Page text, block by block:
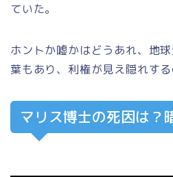
ていた。
ホントか嘘かはどうあれ、 地
葉もあり、利権が見え隠れする
マリス博士の死因は？